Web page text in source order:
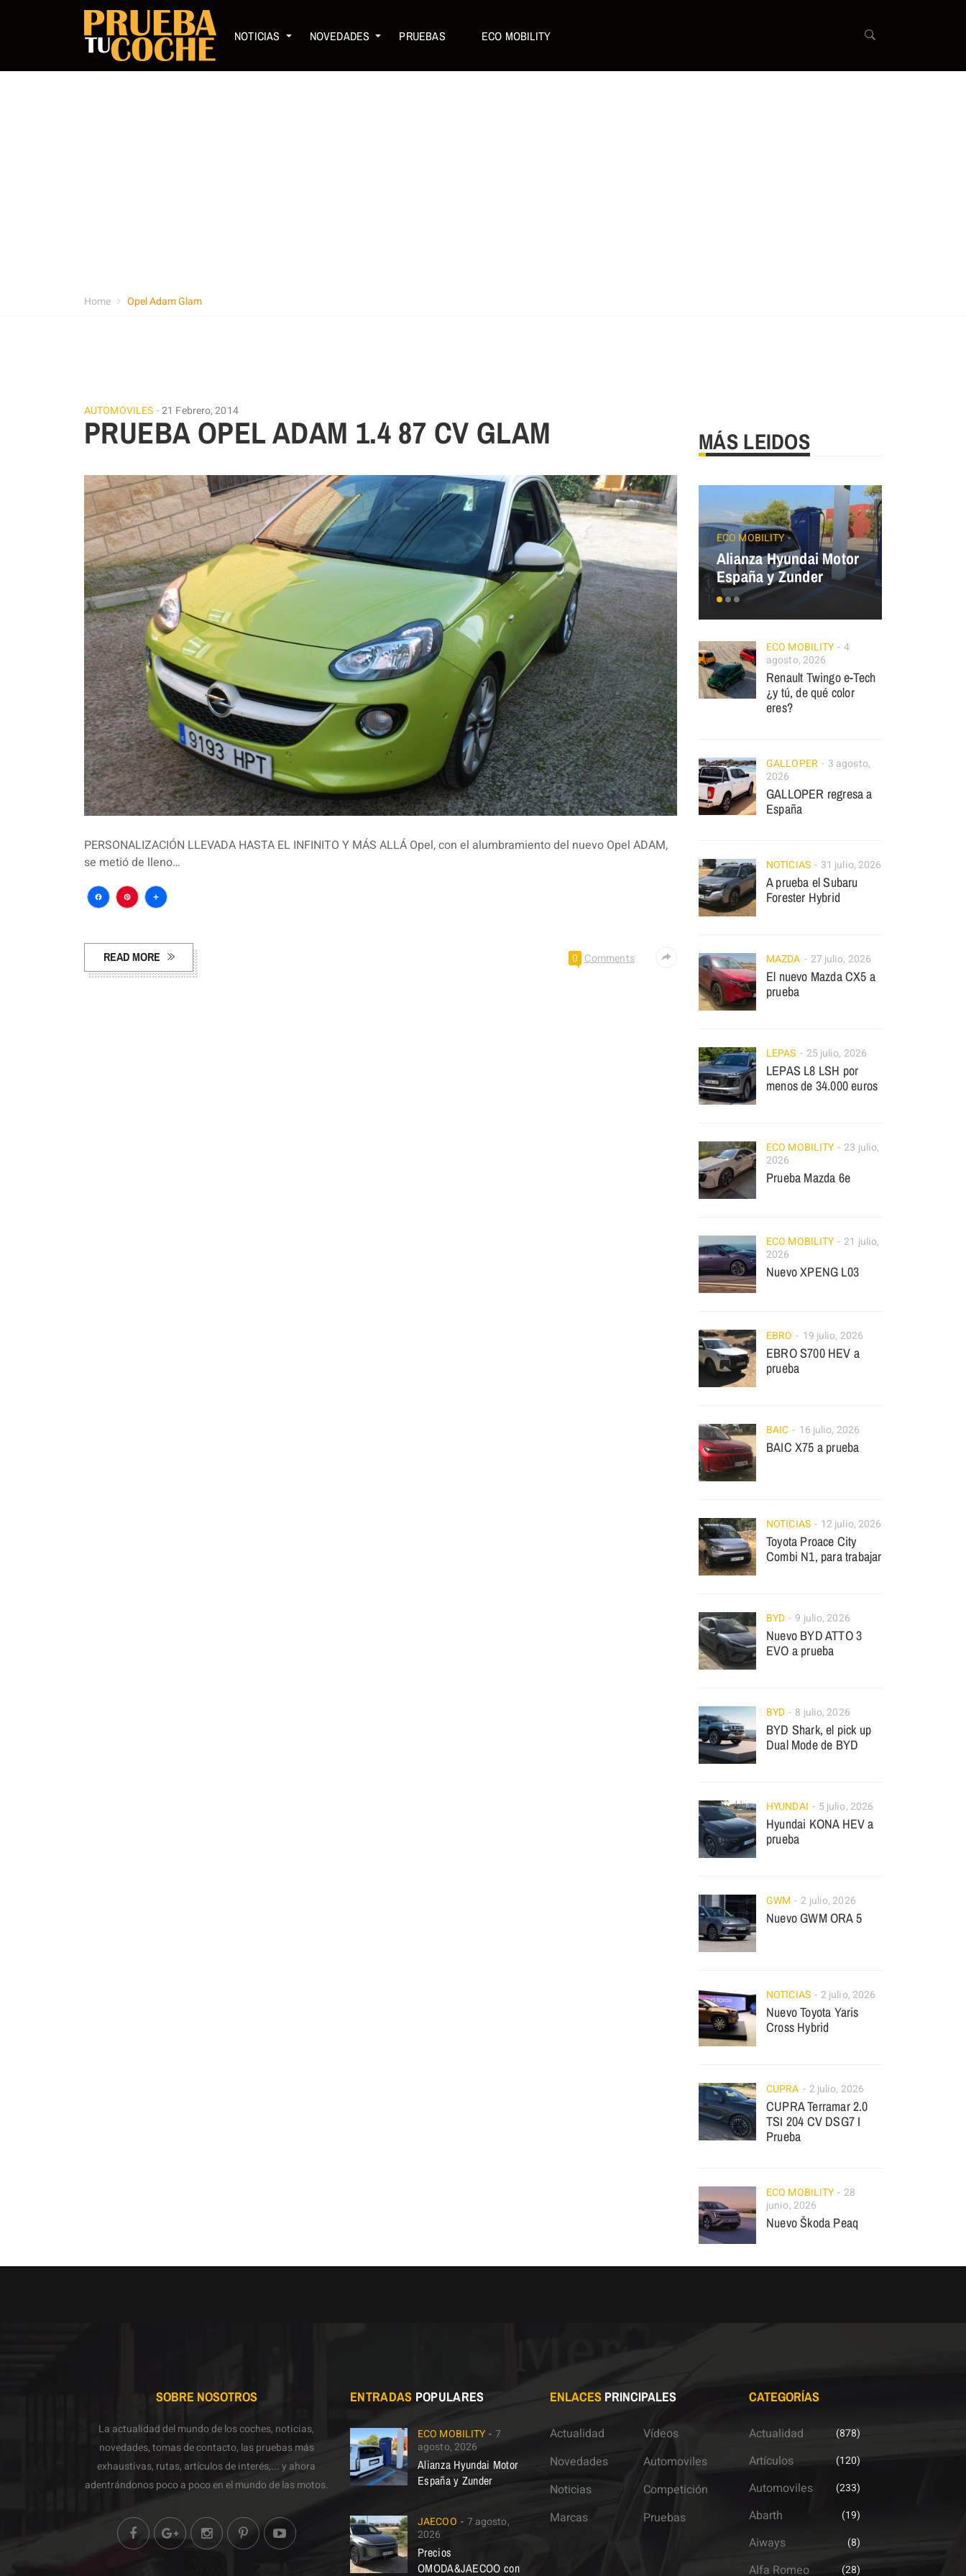
NOTICIAS NOVEDADES PRUEBAS ECO MOBILITY
Home Opel Adam Glam
AUTOMOVILES 21 Febrero, 2014
PRUEBA OPEL ADAM 1.4 87 CV GLAM
PERSONALIZACIÓN LLEVADA HASTA EL INFINITO Y MÁS ALLÁ Opel, con el alumbramiento del nuevo Opel ADAM,
se metió de lleno…
Facebook
Pinterest
Compartir
READ MORE 0 Comments
MÁS LEIDOS
ECO MOBILITY
Alianza Hyundai Motor
España y Zunder
ECO MOBILITY
4
agosto, 2026
Renault Twingo e-Tech
¿y tú, de qué color
eres?
GALLOPER
3 agosto,
2026
GALLOPER regresa a
España
NOTICIAS 31 julio, 2026
A prueba el Subaru
Forester Hybrid
MAZDA 27 julio, 2026
El nuevo Mazda CX5 a
prueba
LEPAS 25 julio, 2026
LEPAS L8 LSH por
menos de 34.000 euros
ECO MOBILITY
23 julio,
2026
Prueba Mazda 6e
ECO MOBILITY
21 julio,
2026
Nuevo XPENG L03
EBRO 19 julio, 2026
EBRO S700 HEV a
prueba
BAIC 16 julio, 2026
BAIC X75 a prueba
NOTICIAS 12 julio, 2026
Toyota Proace City
Combi N1, para trabajar
BYD 9 julio, 2026
Nuevo BYD ATTO 3
EVO a prueba
BYD 8 julio, 2026
BYD Shark, el pick up
Dual Mode de BYD
HYUNDAI 5 julio, 2026
Hyundai KONA HEV a
prueba
GWM 2 julio, 2026
Nuevo GWM ORA 5
NOTICIAS 2 julio, 2026
Nuevo Toyota Yaris
Cross Hybrid
CUPRA 2 julio, 2026
CUPRA Terramar 2.0
TSI 204 CV DSG7 I
Prueba
ECO MOBILITY
28
junio, 2026
Nuevo Škoda Peaq
SOBRE NOSOTROS
La actualidad del mundo de los coches, noticias,
novedades, tomas de contacto, las pruebas más
exhaustivas, rutas, artículos de interés,... y ahora
adentrándonos poco a poco en el mundo de las motos.
ENTRADAS POPULARES
ECO MOBILITY
7
agosto, 2026
Alianza Hyundai Motor
España y Zunder
JAECOO
7 agosto,
2026
Precios
OMODA&JAECOO con
ENLACESPRINCIPALES
Actualidad
Novedades
Noticias
Marcas
Vídeos
Automoviles
Competición
Pruebas
CATEGORÍAS
Actualidad (878)
Artículos (120)
Automoviles (233)
Abarth (19)
Aiways (8)
Alfa Romeo (28)